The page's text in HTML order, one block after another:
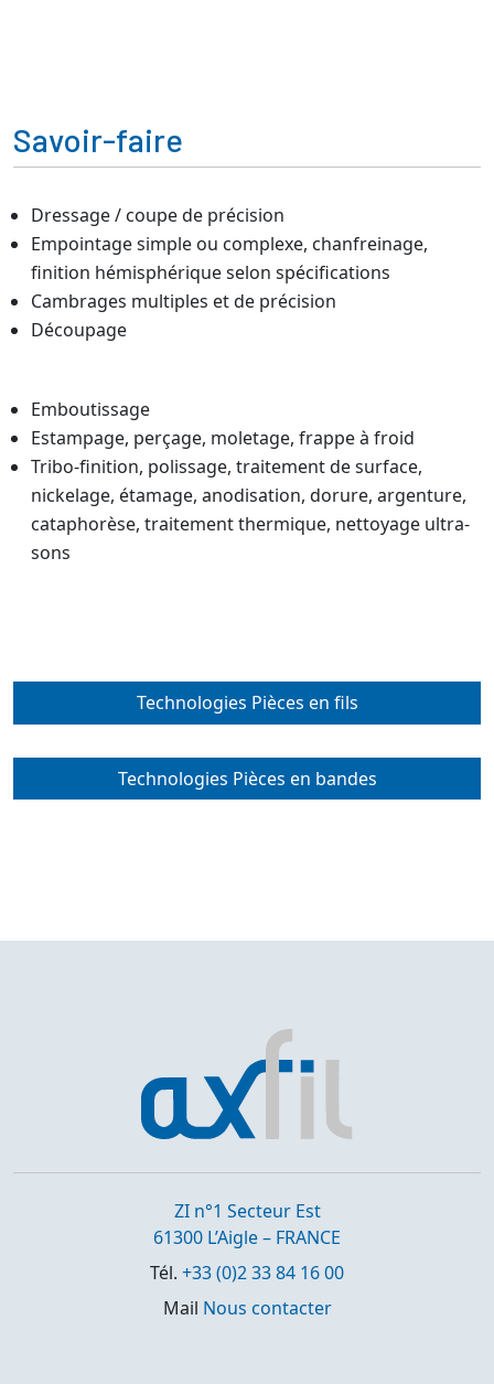
Savoir-faire
Dressage / coupe de précision
Empointage simple ou complexe, chanfreinage,
finition hémisphérique selon spécifications
Cambrages multiples et de précision
Découpage
Emboutissage
Estampage, perçage, moletage, frappe à froid
Tribo-finition, polissage, traitement de surface,
nickelage, étamage, anodisation, dorure, argenture,
cataphorèse, traitement thermique, nettoyage ultra-
sons
Technologies Pièces en fils
Technologies Pièces en bandes
ZI n°1 Secteur Est
61300 L’Aigle – FRANCE
Tél. +33 (0)2 33 84 16 00
Mail Nous contacter